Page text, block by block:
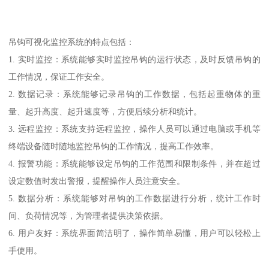
吊钩可视化监控系统的特点包括：
1. 实时监控：系统能够实时监控吊钩的运行状态，及时反馈吊钩的
工作情况，保证工作安全。
2. 数据记录：系统能够记录吊钩的工作数据，包括起重物体的重
量、起升高度、起升速度等，方便后续分析和统计。
3. 远程监控：系统支持远程监控，操作人员可以通过电脑或手机等
终端设备随时随地监控吊钩的工作情况，提高工作效率。
4. 报警功能：系统能够设定吊钩的工作范围和限制条件，并在超过
设定数值时发出警报，提醒操作人员注意安全。
5. 数据分析：系统能够对吊钩的工作数据进行分析，统计工作时
间、负荷情况等，为管理者提供决策依据。
6. 用户友好：系统界面简洁明了，操作简单易懂，用户可以轻松上
手使用。